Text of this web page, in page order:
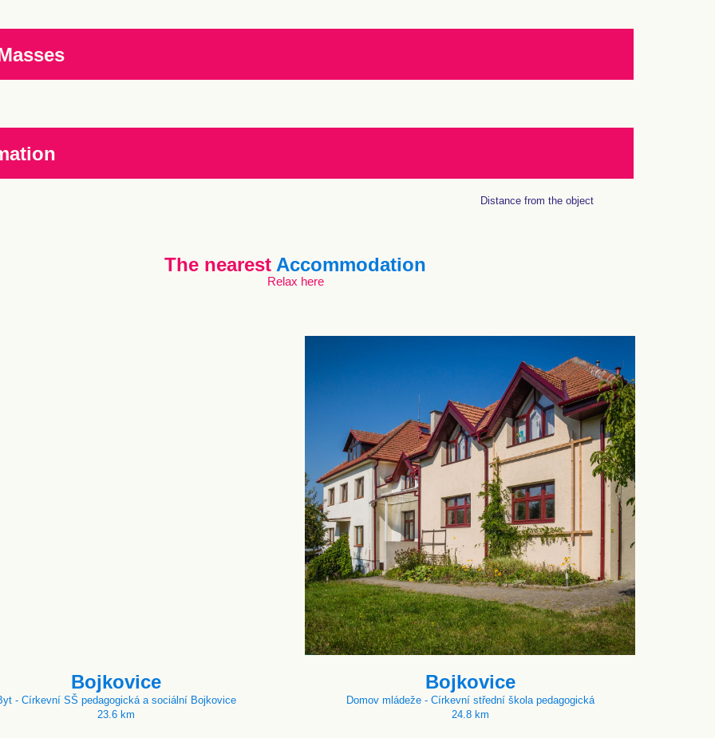
Distance from the object
The nearest Accommodation
Relax here
Bojkovice
- Církevní SŠ pedagogická a sociální Bojkovice
23.6 km
Bojkovice
Domov mládeže - Církevní střední škola pedagogická
24.8 km